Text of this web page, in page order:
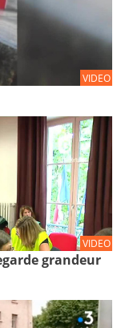
VIDEO
VIDEO
grandeur